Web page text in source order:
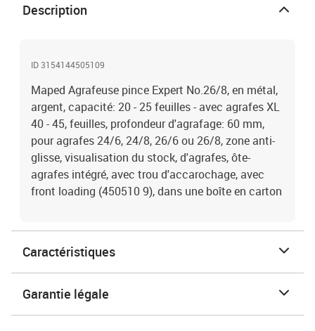
Description
ID 3154144505109
Maped Agrafeuse pince Expert No.26/8, en métal,
argent, capacité: 20 - 25 feuilles - avec agrafes XL
40 - 45, feuilles, profondeur d'agrafage: 60 mm,
pour agrafes 24/6, 24/8, 26/6 ou 26/8, zone anti-
glisse, visualisation du stock, d'agrafes, ôte-
agrafes intégré, avec trou d'accarochage, avec
front loading (450510 9), dans une boîte en carton
Caractéristiques
Garantie légale